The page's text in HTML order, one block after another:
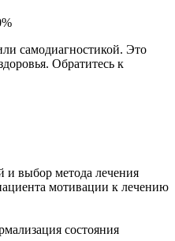
самодиагностикой. Это
Обратитесь к
и выбор метода лечения
мотивации к лечению
состояния